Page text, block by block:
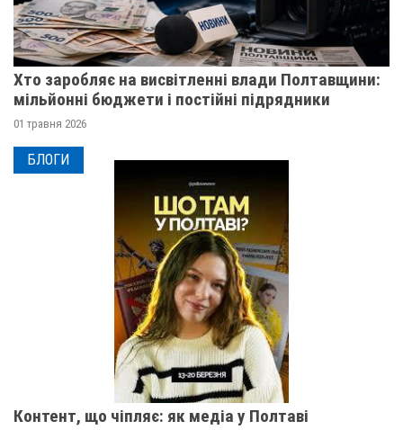
Хто заробляє на висвітленні влади Полтавщини:
мільйонні бюджети і постійні підрядники
01 травня 2026
БЛОГИ
Контент, що чіпляє: як медіа у Полтаві